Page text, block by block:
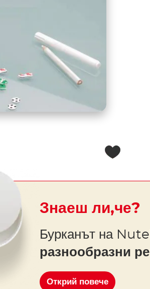
Знаеш ли,че?
Бурканът на
разнообразни
Открий повече